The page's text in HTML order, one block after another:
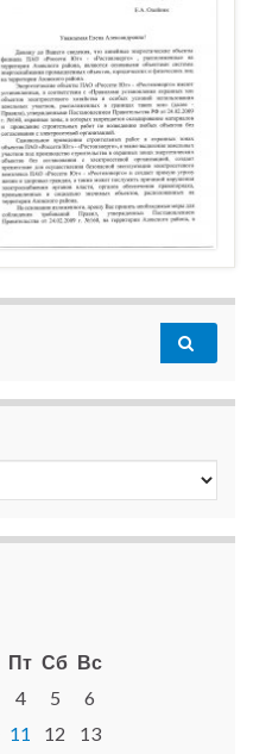
Пт Сб Вс
4 5
6
11 12
13